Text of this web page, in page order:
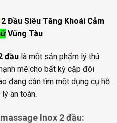
2 Đầu Siêu Tăng Khoái Cảm
Vũng Tàu
đầu là một sản phẩm lý thú
mẽ cho bất kỳ cặp đôi
đang cần tìm một dụng cụ hỗ
an toàn.
Inox 2 đầu: